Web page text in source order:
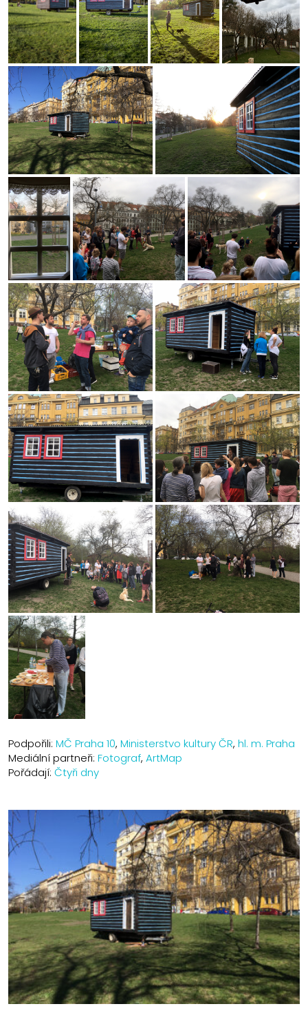
Podpořili: MČ Praha 10, Ministerstvo kultury ČR, hl. m. Praha
Mediální partneři: Fotograf, ArtMap
Pořádají: Čtyři dny